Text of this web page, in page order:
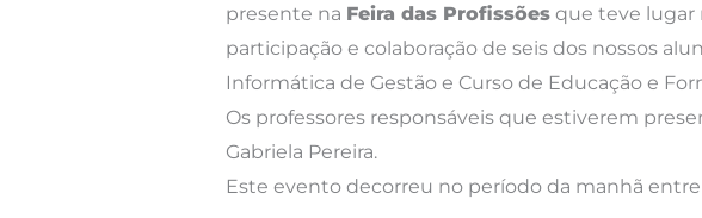
presente na Feira das Profissõesque teve lugar
participação e colaboração de seis dos nossos
Informática de Gestão e Curso de Educação e
Os professores responsáveis que estiverem
Gabriela Pereira.
Este evento decorreu no período da manhã entre